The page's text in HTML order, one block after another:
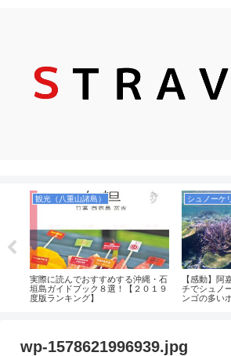
観光（八重山諸島）
実際に読んでおすすめする沖縄・石
垣島ガイドブック８選！【２０１９
度版ランキング】
シュノーケ
【感動】阿
チでシュノ
ンゴの多い
wp-1578621996939.jpg